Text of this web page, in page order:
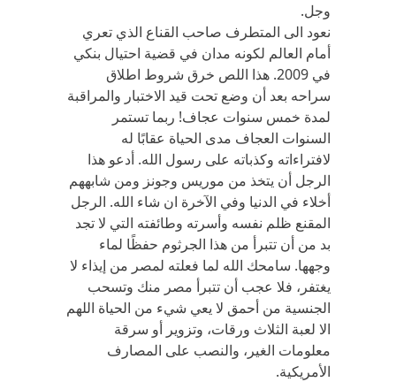
وجل.
نعود الى المتطرف صاحب القناع الذي تعري
أمام العالم لكونه مدان في قضية احتيال بنكي
في 2009. هذا اللص خرق شروط اطلاق
سراحه بعد أن وضع تحت قيد الاختبار والمراقبة
لمدة خمس سنوات عجاف! ربما تستمر
السنوات العجاف مدى الحياة عقابًا له
لافتراءاته وكذباته على رسول الله. أدعو هذا
الرجل أن يتخذ من موريس وجونز ومن شابههم
أخلاء في الدنيا وفي الآخرة ان شاء الله. الرجل
المقنع ظلم نفسه وأسرته وطائفته التي لا تجد
بد من أن تتبرأ من هذا الجرثوم حفظًا لماء
وجهها. سامحك الله لما فعلته لمصر من إيذاء لا
يغتفر، فلا عجب أن تتبرأ مصر منك وتسحب
الجنسية من أحمق لا يعي شيء من الحياة اللهم
الا لعبة الثلاث ورقات، وتزوير أو سرقة
معلومات الغير، والنصب على المصارف
الأمريكية.